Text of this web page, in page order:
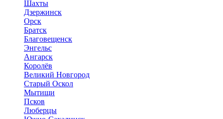
Шахты
Дзержинск
Орск
Братск
Благовещенск
Энгельс
Ангарск
Королёв
Великий Новгород
Старый Оскол
Мытищи
Псков
Люберцы